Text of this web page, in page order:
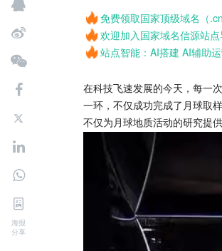
海报
分享
免费领取国家顶级域名（
欢迎加入国家域名信源站
站点智能：AI搭建 AI辅助
在科技飞速发展的今天，每一
一环，不仅成功完成了月球取
不仅为月球地质活动的研究提